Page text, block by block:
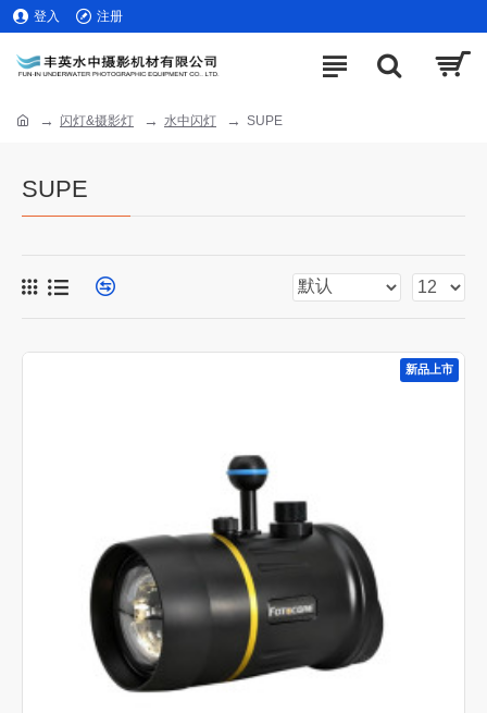
登入 注册
闪灯&摄影灯 水中闪灯 SUPE
SUPE
新品上市